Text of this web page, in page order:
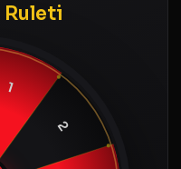
Ruleti
1
2